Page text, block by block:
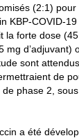
(2:1)
KBP-COVID-
la forte dose
mg d’adjuvant)
sont
de
phase 2,
a été